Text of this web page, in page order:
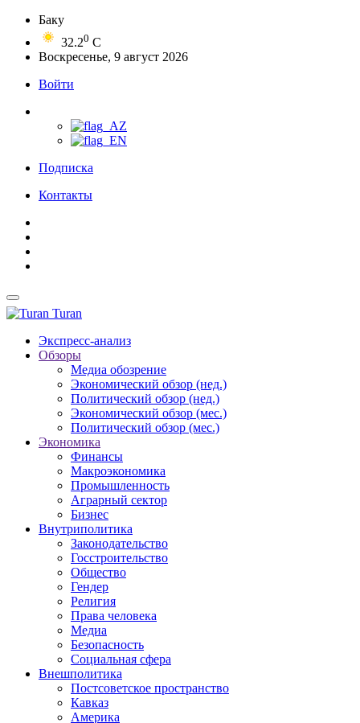
Баку
32.20 C
Воскресенье, 9 август 2026
Войти
Подписка
Контакты
Turan
Экспресс-анализ
Обзоры
Медиа обозрение
Экономический обзор (нед.)
Политический обзор (нед.)
Экономический обзор (мес.)
Политический обзор (мес.)
Экономика
Финансы
Макроэкономика
Промышленность
Аграрный сектор
Бизнес
Внутриполитика
Законодательство
Госстроительство
Общество
Гендер
Религия
Права человека
Медиа
Безопасность
Социальная сфера
Внешполитика
Постсоветское пространство
Кавказ
Америка